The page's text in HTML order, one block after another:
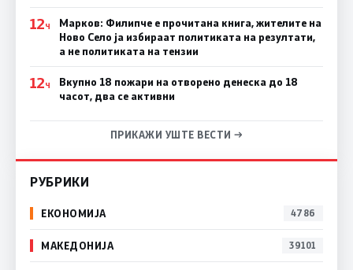
12Ч
Марков: Филипче е прочитана книга, жителите на
Ново Село ја избираат политиката на резултати,
а не политиката на тензии
12Ч
Вкупно 18 пожари на отворено денеска до 18
часот, два се активни
ПРИКАЖИ УШТЕ ВЕСТИ →
РУБРИКИ
ЕКОНОМИЈА 4786
МАКЕДОНИЈА 39101